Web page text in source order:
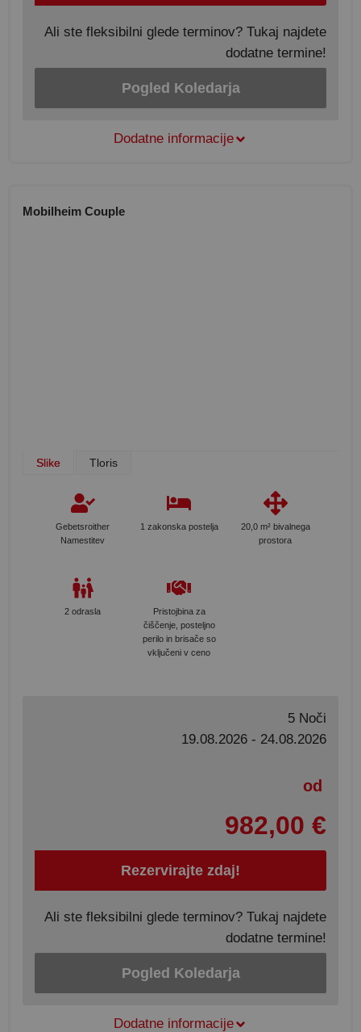
Ali ste fleksibilni glede terminov? Tukaj najdete
dodatne termine!
Pogled Koledarja
Dodatne informacije
Mobilheim Couple
Slike Tloris
Gebetsroither
Namestitev
1 zakonska postelja
20,0 m² bivalnega
prostora
2 odrasla
Pristojbina za
čiščenje, posteljno
perilo in brisače so
vključeni v ceno
5 Noči
19.08.2026 - 24.08.2026
od
982,00 €
Rezervirajte zdaj!
Ali ste fleksibilni glede terminov? Tukaj najdete
dodatne termine!
Pogled Koledarja
Dodatne informacije